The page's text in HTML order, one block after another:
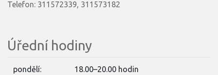
Telefon: 311572339, 311573182
Úřední hodiny
pondělí: 18.00–20.00 hodin